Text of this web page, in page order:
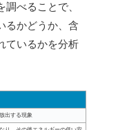
べることで、
るかどうか、含
ているかを分析
出する現象